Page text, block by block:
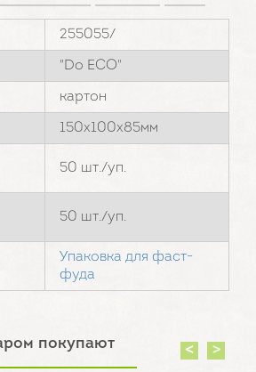
255055/
"Do ECO"
картон
150х100х85мм
50 шт./уп.
50 шт./уп.
Упаковка для фаст-
фуда
покупают